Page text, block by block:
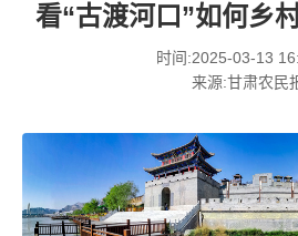
看“古渡河口”如何乡
时间:2025-03-13
来源:甘肃农民